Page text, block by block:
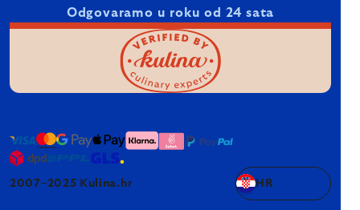
Odgovaramo u roku od 24 sata
2007–2025 Kulina.hr HR